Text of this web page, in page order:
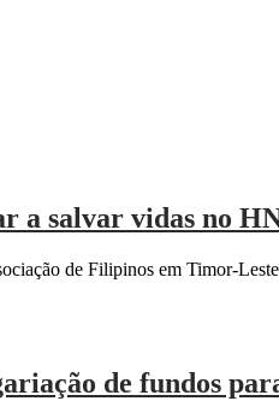
a salvar vidas no
de Filipinos em Timor-
de fundos